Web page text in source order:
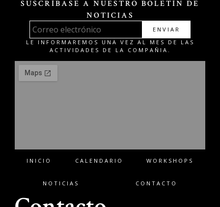
SUSCRÍBASE A NUESTRO BOLETÍN DE
NOTICIAS
ENVIAR
LE INFORMAREMOS UNA VEZ AL MES DE LAS
ACTIVIDADES DE LA COMPAÑIA.
INICIO CALENDARIO WORKSHOPS
NOTICIAS CONTACTO